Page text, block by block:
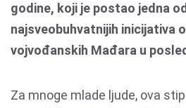
godine, koji je postao jedna
najsveobuhvatnijih inicijativa
vojvođanskih Mađara u
Za mnoge mlade ljude, ova